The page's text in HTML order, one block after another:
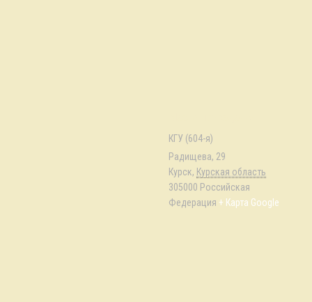
КГУ (604-я)
Радищева, 29
Курск, Курская область
305000 Российская
Федерация + Карта Google